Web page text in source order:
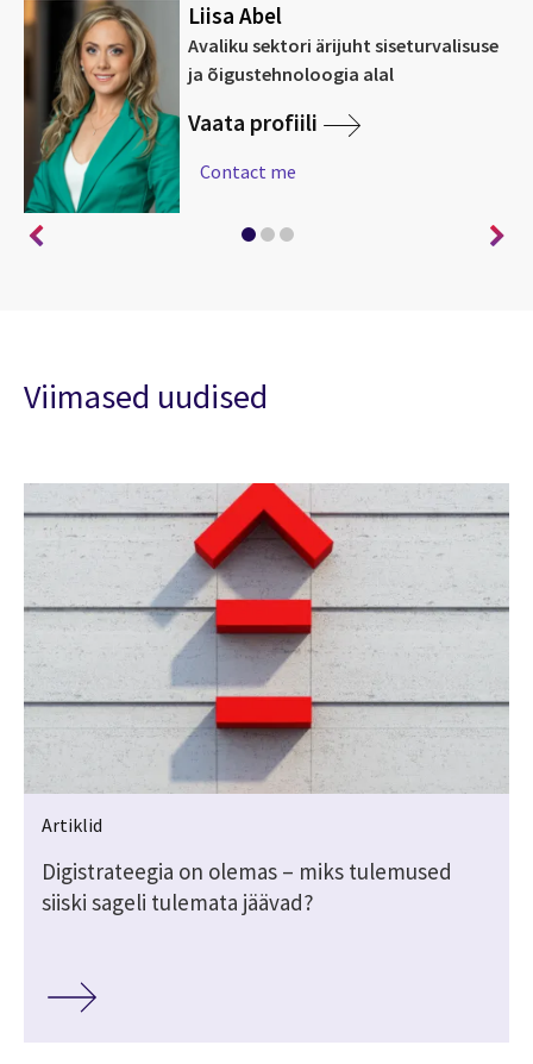
Liisa Abel
Avaliku sektori ärijuht siseturvalisuse
ja õigustehnoloogia alal
Vaata profiili
Contact me
Viimased uudised
Artiklid
Digistrateegia on olemas – miks tulemused
siiski sageli tulemata jäävad?